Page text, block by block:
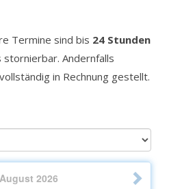
Termine sind bis 24 Stunden
stornierbar. Andernfalls
in Rechnung gestellt.
August 2026